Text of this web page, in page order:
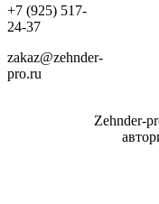
+7 (925) 517-
24-37
zakaz@zehnder-
pro.ru
Zehnder-